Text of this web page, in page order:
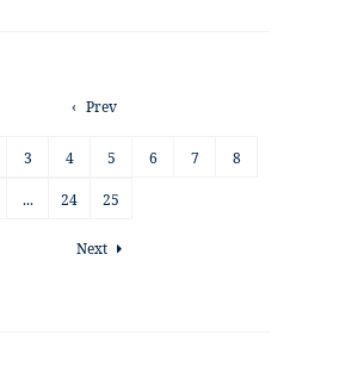
‹ Prev
3 4 5 6 7 8
... 24 25
Next